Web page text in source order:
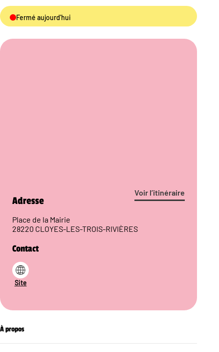
Fermé aujourd'hui
Voir l’itinéraire
Adresse
Place de la Mairie
28220 CLOYES-LES-TROIS-RIVIÈRES
Contact
Site
À propos